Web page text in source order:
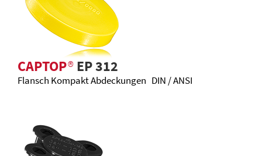
CAPTOP®EP 312
Flansch Kompakt Abdeckungen DIN / ANSI